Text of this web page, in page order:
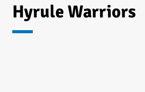
Hyrule Warriors